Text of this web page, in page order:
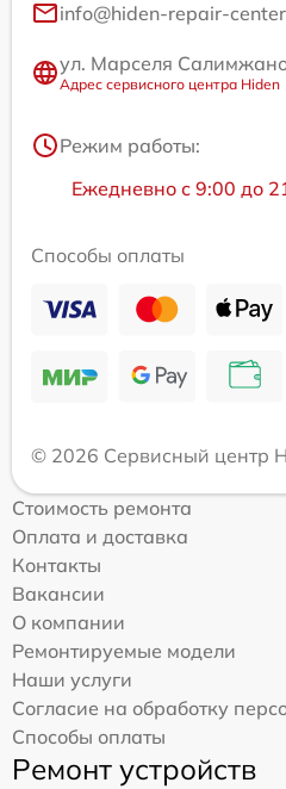
info@hiden-repair-
ул. Марселя
Адрес сервисного центра Hiden
Режим работы:
Ежедневно с 9:00 до
Способы оплаты
© 2026 Сервисный центр
Стоимость ремонта
Оплата и доставка
Контакты
Вакансии
О компании
Ремонтируемые модели
Наши услуги
Согласие на обработку
Способы оплаты
Ремонт устройств